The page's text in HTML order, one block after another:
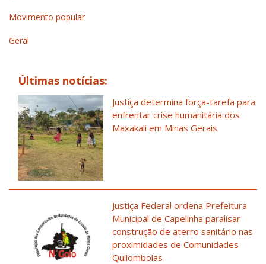
Movimento popular
Geral
Últimas notícias:
Justiça determina força-tarefa para
enfrentar crise humanitária dos
Maxakali em Minas Gerais
Justiça Federal ordena Prefeitura
Municipal de Capelinha paralisar
construção de aterro sanitário nas
proximidades de Comunidades
Quilombolas